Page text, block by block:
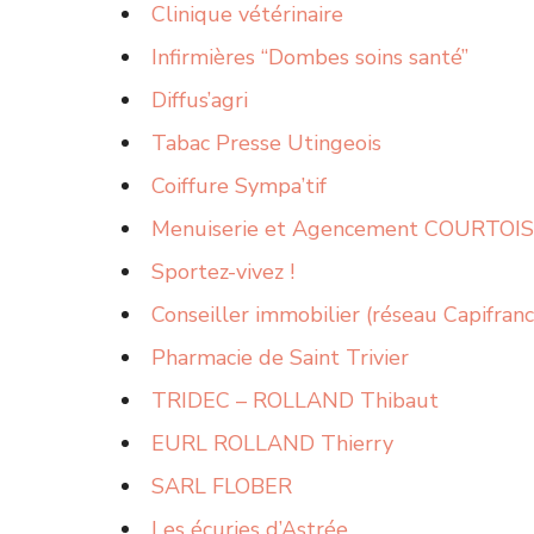
Clinique vétérinaire
Infirmières “Dombes soins santé”
Diffus’agri
Tabac Presse Utingeois
Coiffure Sympa’tif
Menuiserie et Agencement COURTOIS
Sportez-vivez !
Conseiller immobilier (réseau
Pharmacie de Saint Trivier
TRIDEC – ROLLAND Thibaut
EURL ROLLAND Thierry
SARL FLOBER